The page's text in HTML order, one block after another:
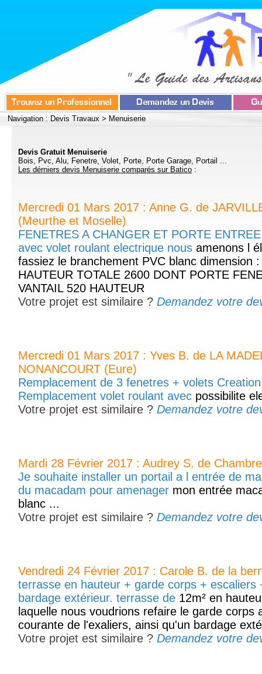
Navigation : Devis Travaux > Menuiserie
Devis Gratuit Menuiserie
Bois, Pvc, Alu, Fenetre, Volet, Porte, Porte Garage, Portail ...
Les dérniers devis Menuiserie comparés sur Batico :
Mercredi 01 Mars 2017 : Anne G. de
(Meurthe et Moselle)
FENETRES A CHANGER ET PORTE
avec volet roulant electrique nous amenons l
fassiez le branchement PVC blanc dimension
HAUTEUR TOTALE 2600 DONT PORTE
VANTAIL 520 HAUTEUR
Votre projet est similaire ? Demandez votre
Mercredi 01 Mars 2017 : Yves B. de LA
NONANCOURT (Eure)
Remplacement de 3 fenetres + volets
Remplacement volet roulant avec possibilite
Votre projet est similaire ? Demandez votre
Mardi 28 Février 2017 : Audrey S. de
Je souhaite installer un portail a l entrée de
du macadam pour amenager mon entrée
blanc ...
Votre projet est similaire ? Demandez votre
Vendredi 24 Février 2017 : Carole B. de la
terrasse en hauteur + garde corps + escaliers
bardage extérieur. terrasse de 12m² en
laquelle nous voudrions refaire le garde corps
courante de l'exaliers, ainsi qu'un bardage
Votre projet est similaire ? Demandez votre